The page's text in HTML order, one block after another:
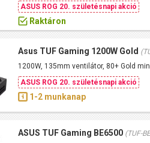
ASUS ROG 20. születésnapi akció
Raktáron
Asus TUF Gaming 1200W Gold
1200W, 135mm ventilátor, 80+ Gold
ASUS ROG 20. születésnapi akció
1-2 munkanap
ASUS TUF Gaming BE6500 (TUF-